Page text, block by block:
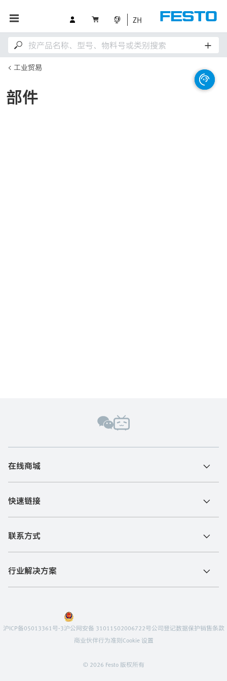
ZH
工业贸易
部件
在线商城
快速链接
联系方式
行业解决方案
© 2026 Festo 版权所有
沪ICP备05013361号-3沪公网安备 31011502006722号公司登记数据保护销售条款
商业伙伴行为准则Cookie 设置